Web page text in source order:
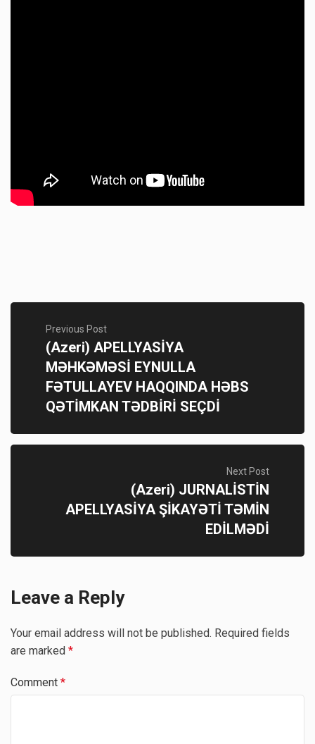
Previous Post
(Azeri) APELLYASİYA
MƏHKƏMƏSİ EYNULLA
FƏTULLAYEV HAQQINDA HƏBS
QƏTİMKAN TƏDBİRİ SEÇDİ
Next Post
(Azeri) JURNALİSTİN
APELLYASİYA ŞİKAYƏTİ TƏMİN
EDİLMƏDİ
Leave a Reply
Your email address will not be published. Required fields
are marked *
Comment *